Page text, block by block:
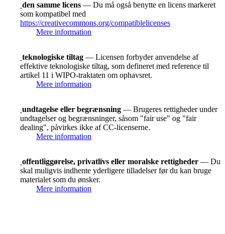
den samme licens — Du må også benytte en licens markeret
som kompatibel med
https://creativecommons.org/compatiblelicenses
Mere information
teknologiske tiltag — Licensen forbyder anvendelse af
effektive teknologiske tiltag, som defineret med reference til
artikel 11 i WIPO-traktaten om ophavsret.
Mere information
undtagelse eller begrænsning — Brugeres rettigheder under
undtagelser og begrænsninger, såsom "fair use" og "fair
dealing", påvirkes ikke af CC-licenserne.
Mere information
offentliggørelse, privatlivs eller moralske rettigheder — Du
skal muligvis indhente yderligere tilladelser før du kan bruge
materialet som du ønsker.
Mere information